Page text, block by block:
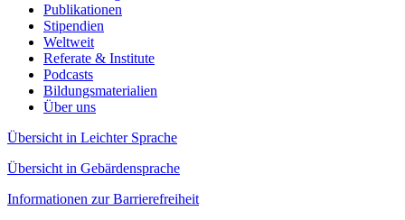
Publikationen
Stipendien
Weltweit
Referate & Institute
Podcasts
Bildungsmaterialien
Über uns
Übersicht in Leichter Sprache
Übersicht in Gebärdensprache
Informationen zur Barrierefreiheit